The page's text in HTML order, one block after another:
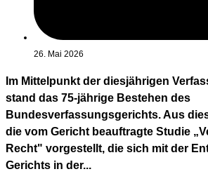
26. Mai 2026
Im Mittelpunkt der diesjährigen
stand das 75-jährige Bestehen des
Bundesverfassungsgerichts. Aus
die vom Gericht beauftragte Studie
Recht" vorgestellt, die sich mit der
Gerichts in der...